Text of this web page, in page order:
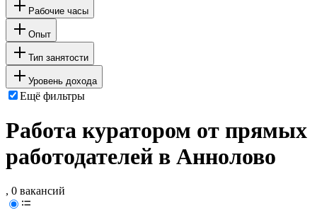
Рабочие часы
Опыт
Тип занятости
Уровень дохода
Ещё фильтры
Работа куратором от прямых
работодателей в Аннолово
, 0 вакансий